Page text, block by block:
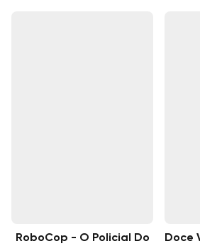
RoboCop - O Policial Do
Doce